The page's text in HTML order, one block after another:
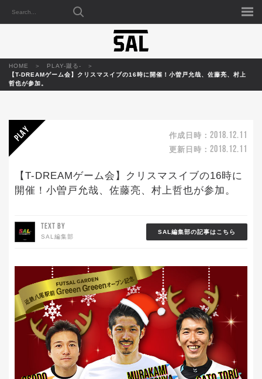
HOME
PLAY-蹴る-
【T-DREAMゲーム会】クリスマスイブの16時に開催！小曽戸允哉、佐藤亮、村上
哲也が参加。
作成日時： 2018.12.11
更新日時： 2018.12.11
【T-DREAMゲーム会】クリスマスイブの16時に
開催！小曽戸允哉、佐藤亮、村上哲也が参加。
TEXT BY
SAL編集部
SAL編集部の記事はこちら